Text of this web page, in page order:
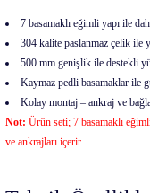
7 basamaklı eğimli yapı ile
304 kalite paslanmaz çelik ile
500 mm genişlik ile destekli
Kaymaz pedli basamaklar ile
Kolay montaj – ankraj ve
Not: Ürün seti; 7 basamaklı
ve ankrajları içerir.